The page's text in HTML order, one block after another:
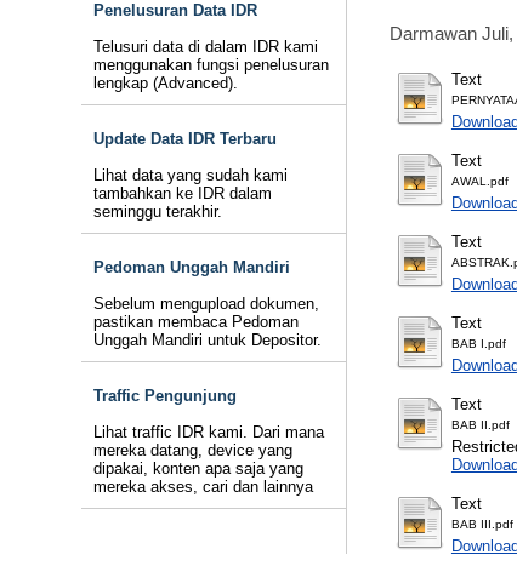
Penelusuran Data IDR
Telusuri data di dalam IDR kami
menggunakan fungsi penelusuran
lengkap (Advanced).
Update Data IDR Terbaru
Lihat data yang sudah kami
tambahkan ke IDR dalam
seminggu terakhir.
Pedoman Unggah Mandiri
Sebelum mengupload dokumen,
pastikan membaca Pedoman
Unggah Mandiri untuk Depositor.
Traffic Pengunjung
Lihat traffic IDR kami. Dari mana
mereka datang, device yang
dipakai, konten apa saja yang
mereka akses, cari dan lainnya
Darmawan
Text
Text
AWAL.pdf
Text
Text
BAB I.pdf
Text
BAB II.pdf
Text
BAB III.pdf